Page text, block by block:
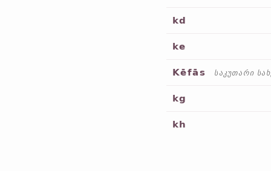
kd
ke
Kēfās საკუთარი
kg
kh